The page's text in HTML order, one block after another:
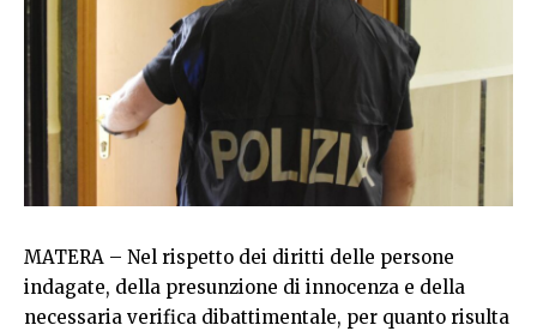
MATERA – Nel rispetto dei diritti delle persone
indagate, della presunzione di innocenza e della
necessaria verifica dibattimentale, per quanto risulta